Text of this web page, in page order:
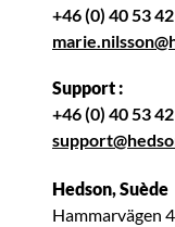
+46 (0) 40 53
Support :
+46 (0) 40 53
Hedson, Suède
Hammarvägen 4